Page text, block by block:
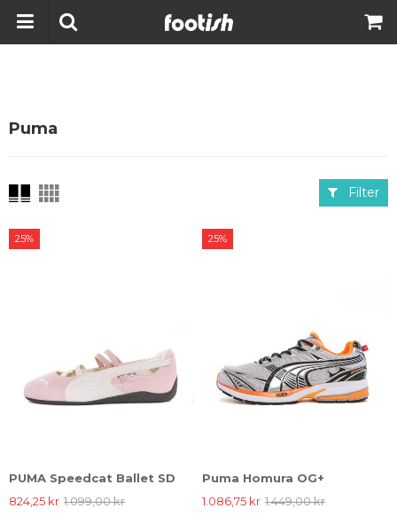
Puma
Filter
PUMA Speedcat Ballet SD
824,25 kr 1.099,00 kr
25%
Puma Homura OG+
1.086,75 kr 1.449,00 kr
25%